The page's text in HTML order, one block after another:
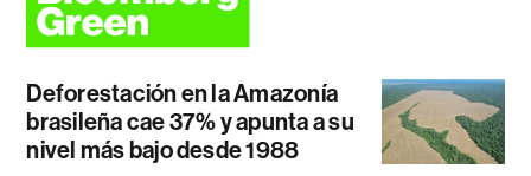
Deforestación en la Amazonía
brasileña cae 37% y apunta a su
nivel más bajo desde 1988